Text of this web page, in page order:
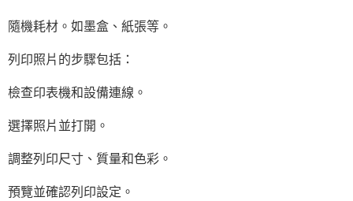
隨機耗材。如墨盒、紙張等。
列印照片的步驟包括：
檢查印表機和設備連線。
選擇照片並打開。
調整列印尺寸、質量和色彩。
預覽並確認列印設定。